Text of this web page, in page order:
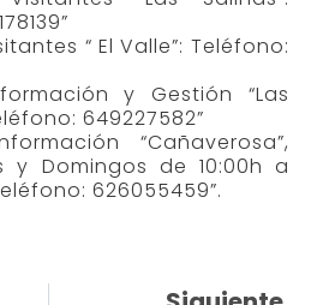
“ El Valle”: Teléfono:
y Gestión “Las
649227582”
“Cañaverosa”,
y Domingos de 10:00h a
626055459”.